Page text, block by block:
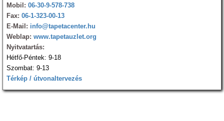
Mobil: 06-30-9-578-738
Fax: 06-1-323-00-13
E-Mail: info@tapetacenter.hu
Weblap: www.tapetauzlet.org
Nyitvatartás:
Hétfő-Péntek: 9-18
Szombat: 9-13
Térkép / útvonaltervezés